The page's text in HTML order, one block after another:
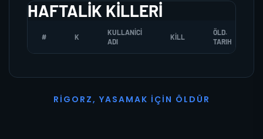
HAFTALIK KILLERI
# K
KULLANICI
ADI
KILL
ÖLD.
TARIH
R I G O R Z, YASAMAK İ ÇI N Ö L D Ü R